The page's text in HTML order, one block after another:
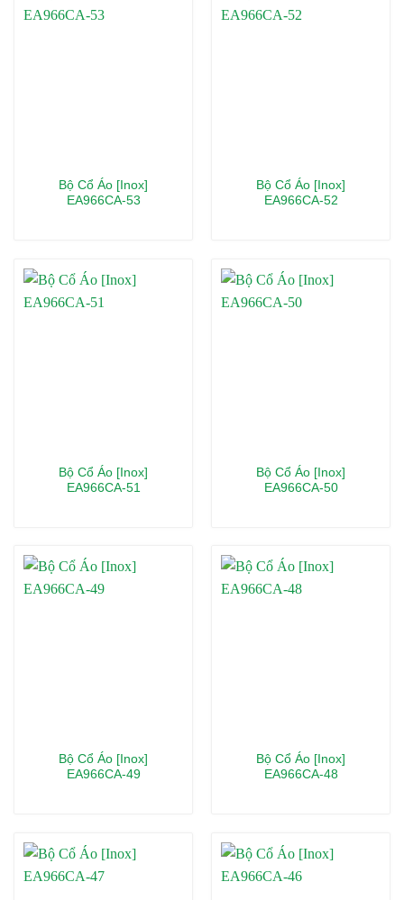
Bộ Cổ Áo [Inox]
EA966CA-53
Bộ Cổ Áo [Inox]
EA966CA-52
Bộ Cổ Áo [Inox]
EA966CA-51
Bộ Cổ Áo [Inox]
EA966CA-50
Bộ Cổ Áo [Inox]
EA966CA-49
Bộ Cổ Áo [Inox]
EA966CA-48